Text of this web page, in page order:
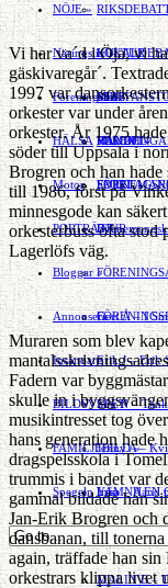
VAL 2014
NÖJE »
KULTUR
Mat
RESOR
Näringsliv »
JOBB
HANDEL
Föreningsliv »
SPORT
DJUR
HÄLSA
Motor
PORTRÄTT
Bloggar »
Gert Å – I
Erik J – Erik
Stig N –
Jenny A –
Yrsa – Hand
Hvilan –
MALIN B –
Annonsera
Insändare
BILDSVEPET
FAMILJEBILD »
LÄMNA EN
Spegeln Info
Vi har va´d i Öja, vi
gäskivaregår´.
1997 var
orkester var under
orkester. År 1975
söder till Uppsala i
Brogren och han
till 1986, först på
minnesgode kan
orkesterbuss ofta stod
Lagerlöfs väg.
Muraren som blev
Fadern var
skulle in i
musikintresset tog
hans generation hade
dragspelsskola i
trummis i bandet var
gammal bildade han
Jan-Erik Brogren och
dansbanan, till
again, träffade han sin
orkestrars klippa livet